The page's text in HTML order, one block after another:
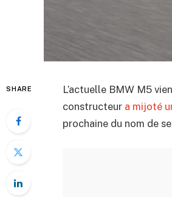
SHARE
L’actuelle BMW M5
constructeur a mijoté
prochaine du nom de